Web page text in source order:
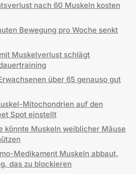
nach 60 Muskeln kosten
Bewegung pro Woche senkt
Muskelverlust schlägt
über 65 genauso gut
Mitochondrien auf den
Spot einstellt
könnte Muskeln weiblicher Mäuse
Medikament Muskeln abbaut,
das zu blockieren